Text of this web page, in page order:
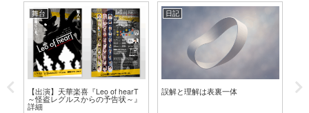
舞台
【出演】天華楽喜『Leo of hearT
～怪盗レグルスからの予告状～』
詳細
日記
誤解と理解は表裏一体